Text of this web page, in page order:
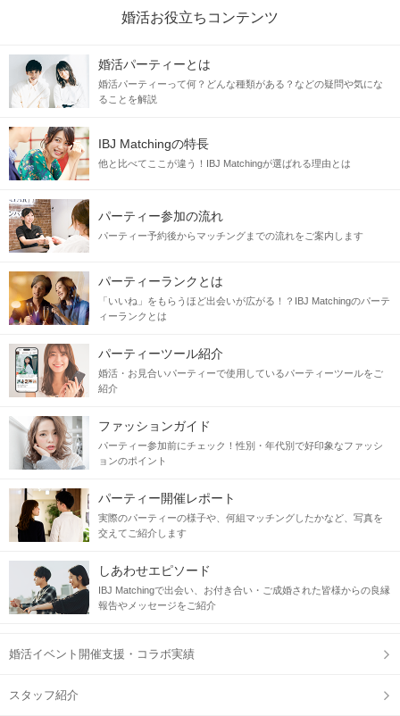
婚活お役立ちコンテンツ
婚活パーティーとは
婚活パーティーって何？どんな種類がある？などの疑問や気にな
ることを解説
IBJ Matchingの特長
他と比べてここが違う！IBJ Matchingが選ばれる理由とは
パーティー参加の流れ
パーティー予約後からマッチングまでの流れをご案内します
パーティーランクとは
「いいね」をもらうほど出会いが広がる！？IBJ Matchingのパーテ
ィーランクとは
パーティーツール紹介
婚活・お見合いパーティーで使用しているパーティーツールをご
紹介
ファッションガイド
パーティー参加前にチェック！性別・年代別で好印象なファッシ
ョンのポイント
パーティー開催レポート
実際のパーティーの様子や、何組マッチングしたかなど、写真を
交えてご紹介します
しあわせエピソード
IBJ Matchingで出会い、お付き合い・ご成婚された皆様からの良縁
報告やメッセージをご紹介
婚活イベント開催支援・コラボ実績
スタッフ紹介